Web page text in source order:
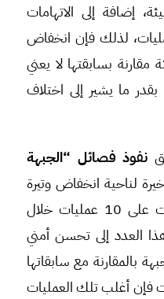
إضافة إلى الاتهامات
لذلك فإن انخفاض
مقارنة بسابقتها لا يعني
ما يشير إلى اختلاف
نفوذ فصائل “الجبهة
لناحية انخفاض وتيرة
عمليات الاغتيال، والتي اقتصرت على 10 عمليات خلال
العدد إلى تحسن أمني
مع سابقاتها
فإن أغلب تلك العمليات